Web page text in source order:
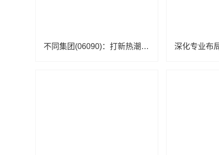
不同集团(06090)：打新热潮持续，详解高端母婴标杆企业的长期配置价值